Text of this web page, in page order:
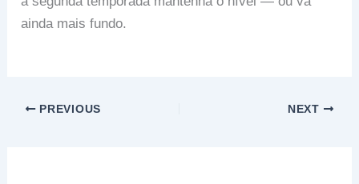
ainda mais fundo.
PREVIOUS NEXT